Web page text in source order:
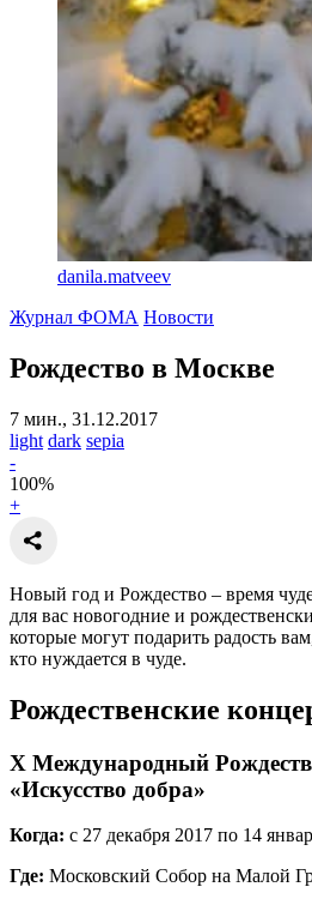
danila.matveev
Журнал ФОМА Новости
Рождество в Москве
7 мин., 31.12.2017
light dark sepia
-
100%
+
Новый год и Рождество – время
для вас новогодние и
которые могут подарить радость
кто нуждается в чуде.
Рождественские
X Международный
«Искусство добра»
Когда: с 27 декабря 2017 по 14
Где: Московский Собор на Малой